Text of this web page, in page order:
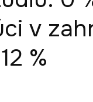
v
%